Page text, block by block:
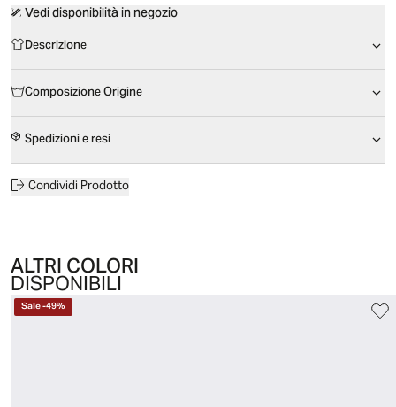
Vedi disponibilità in negozio
Descrizione
Composizione Origine
Spedizioni e resi
Condividi Prodotto
ALTRI COLORI
DISPONIBILI
Sale-49%